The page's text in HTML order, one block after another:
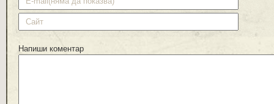
Напиши коментар